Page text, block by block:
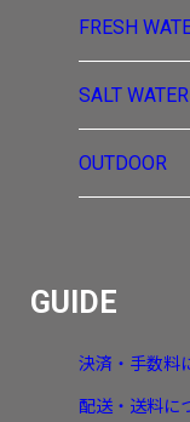
FRESH
SALT WATER
OUTDOOR
GUIDE
決済・手数料
配送・送料に